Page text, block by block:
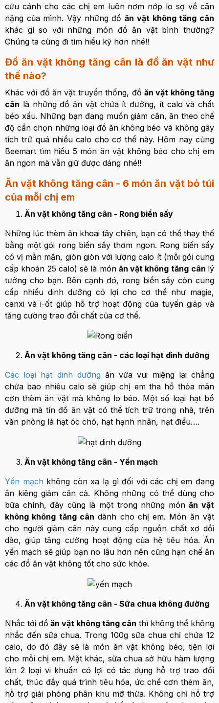
cứu cánh cho các chị em luôn nơm nớp lo sợ về cân
nặng của mình. Vậy những đồăn vặt không tăng cân
khác gì so với những món đồ ăn vặt bình thường?
Chúng ta cùng đi tìm hiểu kỹ hơn nhé!!
Đồ ăn vặt không tăng cân là đồ ăn vặt như
thế nào?
Khác với đồ ăn vặt truyền thống, đồ ăn vặt không tăng
cân là những đồ ăn vặt chứa ít đường, ít calo và chất
béo xấu. Những bạn đang muốn giảm cân, ăn theo chế
độ cần chọn những loại đồ ăn không béo và không gây
tích trữ quá nhiều calo cho cơ thể này. Hôm nay cùng
Beemart tìm hiểu 5 món ăn vặt không béo cho chị em
ăn ngon mà vẫn giữ được dáng nhé!!
Ăn vặt không tăng cân - 6 món ăn vặt bỏ túi
của mỗi chị em
Ăn vặt không tăng cân - Rong biển sấy
Những lúc thèm ăn khoai tây chiên, bạn có thể thay thế
bằng một gói rong biển sấy thơm ngon. Rong biển sấy
có vị mằn mặn, giòn giòn với lượng calo ít (mỗi gói cung
cấp khoản 25 calo) sẽ là món ăn vặt không tăng cân lý
tưởng cho bạn. Bên cạnh đó, rong biển sấy còn cung
cấp nhiều dinh dưỡng có lợi cho cơ thể như magie,
canxi và i-ốt giúp hỗ trợ hoạt động của tuyến giáp và
tăng cường trao đổi chất của cơ thể.
Ăn vặt không tăng cân - các loại hạt dinh dưỡng
Các loại hạt dinh dưỡngăn vừa vui miệng lại chẳng
chứa bao nhiêu calo sẽ giúp chị em tha hồ thỏa mãn
cơn thèm ăn vặt mà không lo béo. Một số loại hạt bổ
dưỡng mà tín đồ ăn vặt có thể tích trữ trong nhà, trên
văn phòng là hạt óc chó, hạt hạnh nhân, hạt điều….
Ăn vặt không tăng cân - Yến mạch
Yến mạchkhông còn xa lạ gì đối với các chị em đang
ăn kiêng giảm cân cả. Không những có thể dùng cho
bữa chính, đây cũng là một trong những mónăn vặt
không không tăng cân dành cho chị em. Món ăn vặt
cho người giảm cân này cung cấp nguồn chất xơ dồi
dào, giúp tăng cường hoạt động của hệ tiêu hóa. Ăn
yến mạch sẽ giúp bạn no lâu hơn nên cũng hạn chế ăn
các đồ ăn vặt không tốt cho sức khỏe.
Ăn vặt không tăng cân - Sữa chua không đường
Nhắc tới đồ ăn vặt không tăng cân thì không thể không
nhắc đến sữa chua. Trong 100g sữa chua chỉ chứa 12
calo, do đó đây sẽ là món ăn vặt không béo, tiện lợi
cho mỗi chị em. Mặt khác, sữa chua sở hữu hàm lượng
lớn 2 loại vi khuẩn có lợi có tác dụng hỗ trợ trao đổi
chất, thúc đẩy quá trình tiêu hóa, ức chế cơn thèm ăn,
hỗ trợ giải phóng phân khu mỡ thừa. Không chỉ hỗ trợ